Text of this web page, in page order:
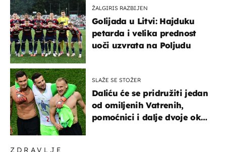
ŽALGIRIS RAZBIJEN
Golijada u Litvi: Hajduku
petarda i velika prednost
uoči uzvrata na Poljudu
SLAŽE SE STOŽER
Daliću će se pridružiti jedan
od omiljenih Vatrenih,
pomoćnici i dalje dvoje oko